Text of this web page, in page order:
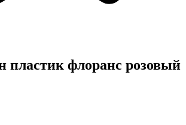
пластик флоранс розовый